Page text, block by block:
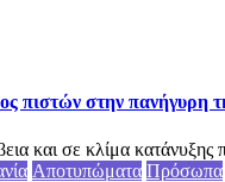
πιστών στην πανήγυρη
και σε κλίμα
Αποτυπώματα Πρόσωπα